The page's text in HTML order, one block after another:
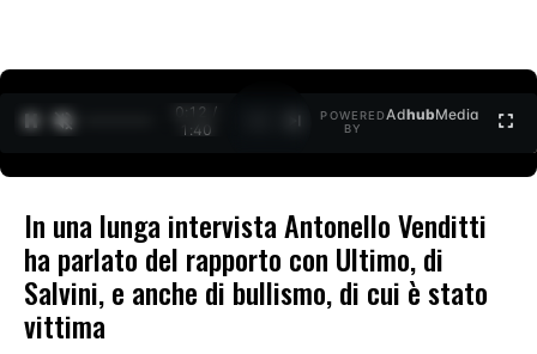
0:12 /
1:40
POWERED
BY
AdhubMedia
In una lunga intervista Antonello Venditti
ha parlato del rapporto con Ultimo, di
Salvini, e anche di bullismo, di cui è stato
vittima